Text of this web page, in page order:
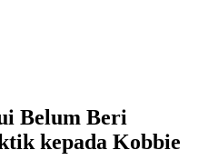
Belum Beri
kepada Kobbie